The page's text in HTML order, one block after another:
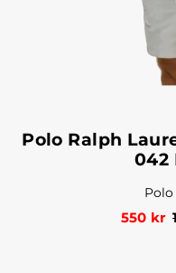
Polo Ralph
042
Polo
550 kr